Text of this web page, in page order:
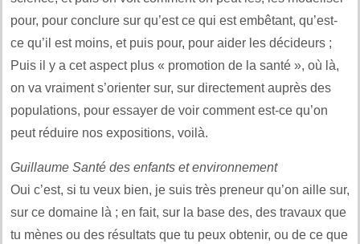
pour, pour conclure sur qu’est ce qui est embêtant, qu’est-
ce qu’il est moins, et puis pour, pour aider les décideurs ;
Puis il y a cet aspect plus « promotion de la santé », où là,
on va vraiment s’orienter sur, sur directement auprès des
populations, pour essayer de voir comment est-ce qu’on
peut réduire nos expositions, voilà.
Guillaume Santé des enfants et environnement
Oui c’est, si tu veux bien, je suis très preneur qu’on aille sur,
sur ce domaine là ; en fait, sur la base des, des travaux que
tu mènes ou des résultats que tu peux obtenir, ou de ce que